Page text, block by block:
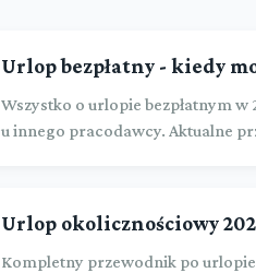
Urlop bezpłatny - kiedy
Wszystko o urlopie bezpłatnym w
u innego pracodawcy. Aktualne
Urlop okolicznościowy
Kompletny przewodnik po